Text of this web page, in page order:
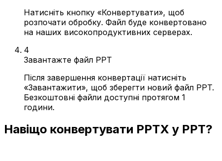
Натисніть кнопку «Конвертувати», щоб
розпочати обробку. Файл буде конвертовано
на наших високопродуктивних серверах.
4
Завантажте файл PPT
Після завершення конвертації натисніть
«Завантажити», щоб зберегти новий файл PPT.
Безкоштовні файли доступні протягом 1
години.
Навіщо конвертувати PPTX у PPT?